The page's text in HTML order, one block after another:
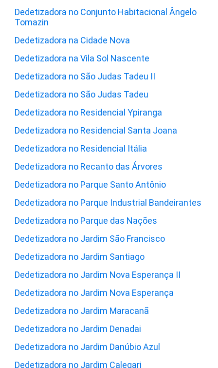
Dedetizadora no Conjunto Habitacional Ângelo
Tomazin
Dedetizadora na Cidade Nova
Dedetizadora na Vila Sol Nascente
Dedetizadora no São Judas Tadeu II
Dedetizadora no São Judas Tadeu
Dedetizadora no Residencial Ypiranga
Dedetizadora no Residencial Santa Joana
Dedetizadora no Residencial Itália
Dedetizadora no Recanto das Árvores
Dedetizadora no Parque Santo Antônio
Dedetizadora no Parque Industrial Bandeirantes
Dedetizadora no Parque das Nações
Dedetizadora no Jardim São Francisco
Dedetizadora no Jardim Santiago
Dedetizadora no Jardim Nova Esperança II
Dedetizadora no Jardim Nova Esperança
Dedetizadora no Jardim Maracanã
Dedetizadora no Jardim Denadai
Dedetizadora no Jardim Danúbio Azul
Dedetizadora no Jardim Calegari